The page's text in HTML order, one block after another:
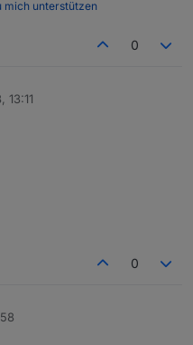
mich unterstützen
0
13:11
0